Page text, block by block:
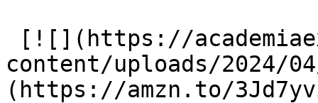
content/uploads/2024/
(https://amzn.to/